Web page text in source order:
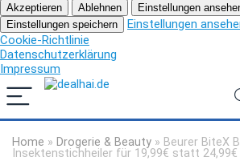
Akzeptieren Ablehnen
Einstellungen
Einstellungen speichern
Einstellungen
Cookie-Richtlinie
Datenschutzerklärung
Impressum
Home » Drogerie & Beauty » Beurer BiteX
Insektenstichheiler für 19,99€ statt 24,99€